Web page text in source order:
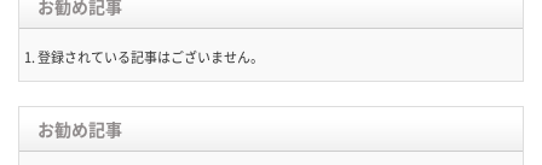
お勧め記事
登録されている記事はございません。
お勧め記事